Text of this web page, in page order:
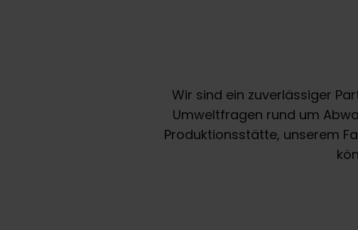
Wir sind ein zuverlässiger
Umweltfragen rund um
Produktionsstätte, unserem